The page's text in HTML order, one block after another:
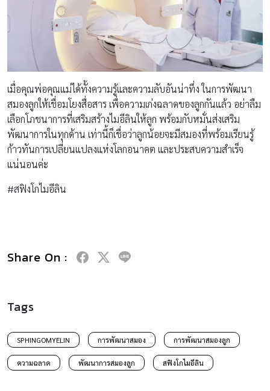
เมื่อคุณพ่อคุณแม่ได้ทั้งความรู้และความลับอันน่าทึ่ง ในการพัฒนา
สมองลูกให้เชื่อมโยงสื่อสาร เพื่อความเก่งฉลาดของลูกกันแล้ว อย่าลืม
เลือกโภชนาการที่เสริมสร้างไมอีลินให้ลูก พร้อมกับหมั่นส่งเสริม
พัฒนาการในทุกด้าน เท่านี้ก็เชื่อว่าลูกน้อยจะมีสมองที่พร้อมเรียนรู้
ก้าวทันการเปลี่ยนแปลงแห่งโลกอนาคต และประสบความสำเร็จ
แน่นอนค่ะ
#สฟิงโกไมอีลิน
Share On :
Tags
SPHINGOMYELIN การพัฒนาสมอง การพัฒนาสมองลูก
ความฉลาด พัฒนาการสมองลูก สฟิงโกไมอีลิน